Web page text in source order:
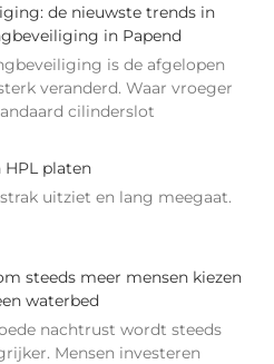
de nieuwste trends in
in Papend
is de afgelopen
veranderd. Waar vroeger
cilinderslot
HPL platen
uitziet en lang meegaat.
steeds meer mensen kiezen
waterbed
nachtrust wordt steeds
Mensen investeren